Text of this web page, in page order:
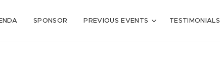
SPONSOR PREVIOUS EVENTS TESTIMONIALS